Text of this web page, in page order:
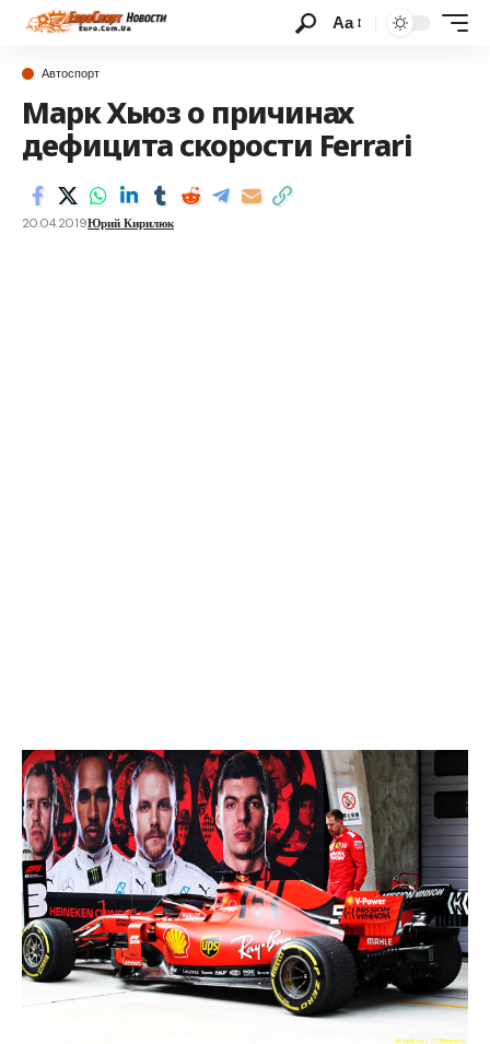
Аа
Автоспорт
Марк Хьюз о причинах
дефицита скорости Ferrari
20.04.2019Юрий Кирилюк